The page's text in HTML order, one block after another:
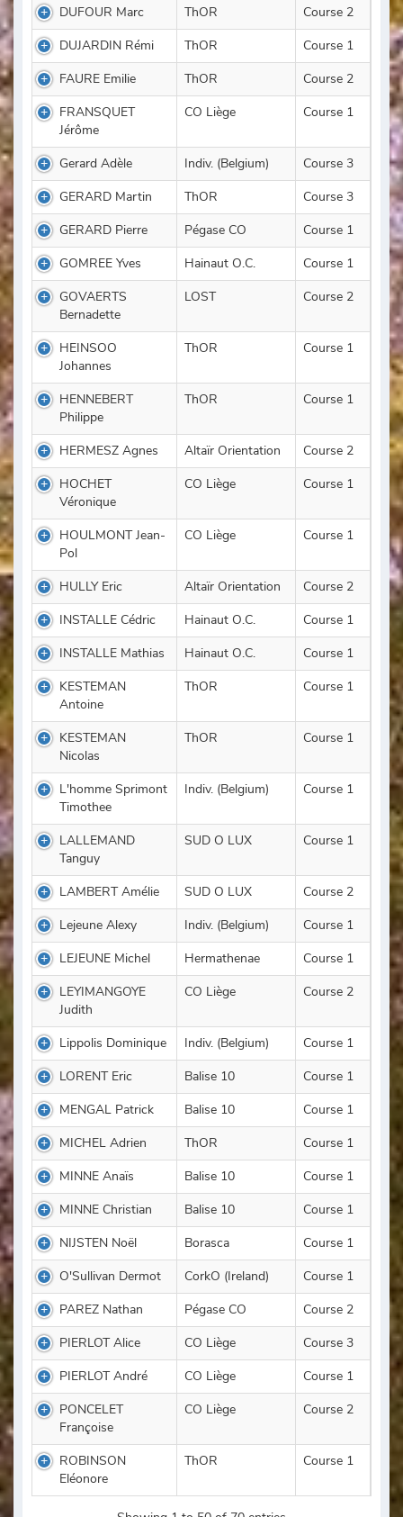
DUFOUR Marc
ThOR
Course 2
DUJARDIN Rémi
ThOR
Course 1
FAURE Emilie
ThOR
Course 2
FRANSQUET
Jérôme
CO Liège Course 1
Gerard Adèle Indiv. (Belgium)
Course 3
GERARD Martin
ThOR
Course 3
GERARD Pierre
Pégase CO
Course 1
GOMREE Yves
Hainaut O.C.
Course 1
GOVAERTS
Bernadette
LOST Course 2
HEINSOO
Johannes
ThOR Course 1
HENNEBERT
Philippe
ThOR Course 1
HERMESZ Agnes Altaïr Orientation
Course 2
HOCHET
Véronique
CO Liège Course 1
HOULMONT Jean-
Pol
CO Liège Course 1
HULLY Eric Altaïr Orientation
Course 2
INSTALLE Cédric
Hainaut O.C.
Course 1
INSTALLE Mathias
Hainaut O.C.
Course 1
KESTEMAN
Antoine
ThOR Course 1
KESTEMAN
Nicolas
ThOR Course 1
L'homme Sprimont
Timothee
Indiv. (Belgium) Course 1
LALLEMAND
Tanguy
SUD O LUX Course 1
LAMBERT Amélie SUD O LUX
Course 2
Lejeune Alexy
Indiv. (Belgium)
Course 1
LEJEUNE Michel
Hermathenae
Course 1
LEYIMANGOYE
Judith
CO Liège Course 2
Lippolis Dominique Indiv. (Belgium)
Course 1
LORENT Eric
Balise 10
Course 1
MENGAL Patrick
Balise 10
Course 1
MICHEL Adrien
ThOR
Course 1
MINNE Anaïs
Balise 10
Course 1
MINNE Christian
Balise 10
Course 1
NIJSTEN Noël
Borasca
Course 1
O'Sullivan Dermot
CorkO (Ireland)
Course 1
PAREZ Nathan
Pégase CO
Course 2
PIERLOT Alice
CO Liège
Course 3
PIERLOT André
CO Liège
Course 1
PONCELET
Françoise
CO Liège Course 2
ROBINSON
Eléonore
ThOR Course 1